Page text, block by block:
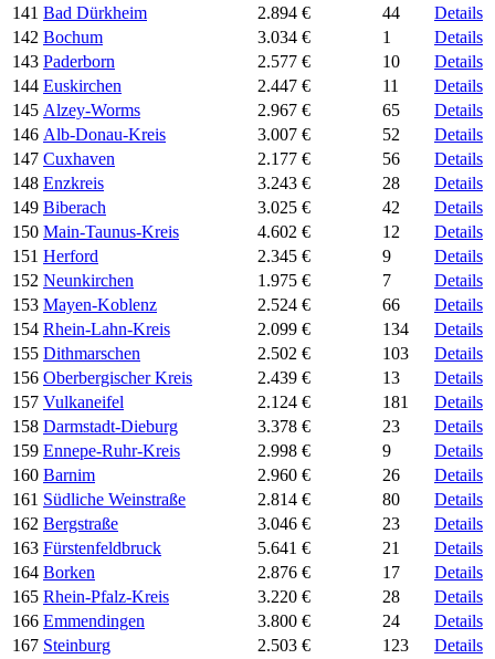
141 Bad Dürkheim 2.894 € 44
Details
142 Bochum 3.034 € 1
Details
143 Paderborn 2.577 € 10
Details
144 Euskirchen 2.447 € 11
Details
145 Alzey-Worms 2.967 € 65
Details
146 Alb-Donau-Kreis 3.007 € 52
Details
147 Cuxhaven 2.177 € 56
Details
148 Enzkreis 3.243 € 28
Details
149 Biberach 3.025 € 42
Details
150 Main-Taunus-Kreis 4.602 € 12
Details
151 Herford 2.345 € 9
Details
152 Neunkirchen 1.975 € 7
Details
153 Mayen-Koblenz 2.524 € 66
Details
154 Rhein-Lahn-Kreis 2.099 € 134
Details
155 Dithmarschen 2.502 € 103
Details
156 Oberbergischer Kreis 2.439 € 13
Details
157 Vulkaneifel 2.124 € 181
Details
158 Darmstadt-Dieburg 3.378 € 23
Details
159 Ennepe-Ruhr-Kreis 2.998 € 9
Details
160 Barnim 2.960 € 26
Details
161 Südliche Weinstraße 2.814 € 80
Details
162 Bergstraße 3.046 € 23
Details
163 Fürstenfeldbruck 5.641 € 21
Details
164 Borken 2.876 € 17
Details
165 Rhein-Pfalz-Kreis 3.220 € 28
Details
166 Emmendingen 3.800 € 24
Details
167 Steinburg 2.503 € 123
Details